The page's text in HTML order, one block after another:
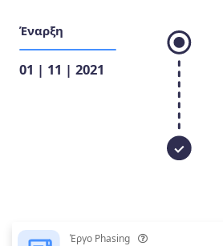
Έναρξη
01 | 11 | 2021
Έργο Phasing